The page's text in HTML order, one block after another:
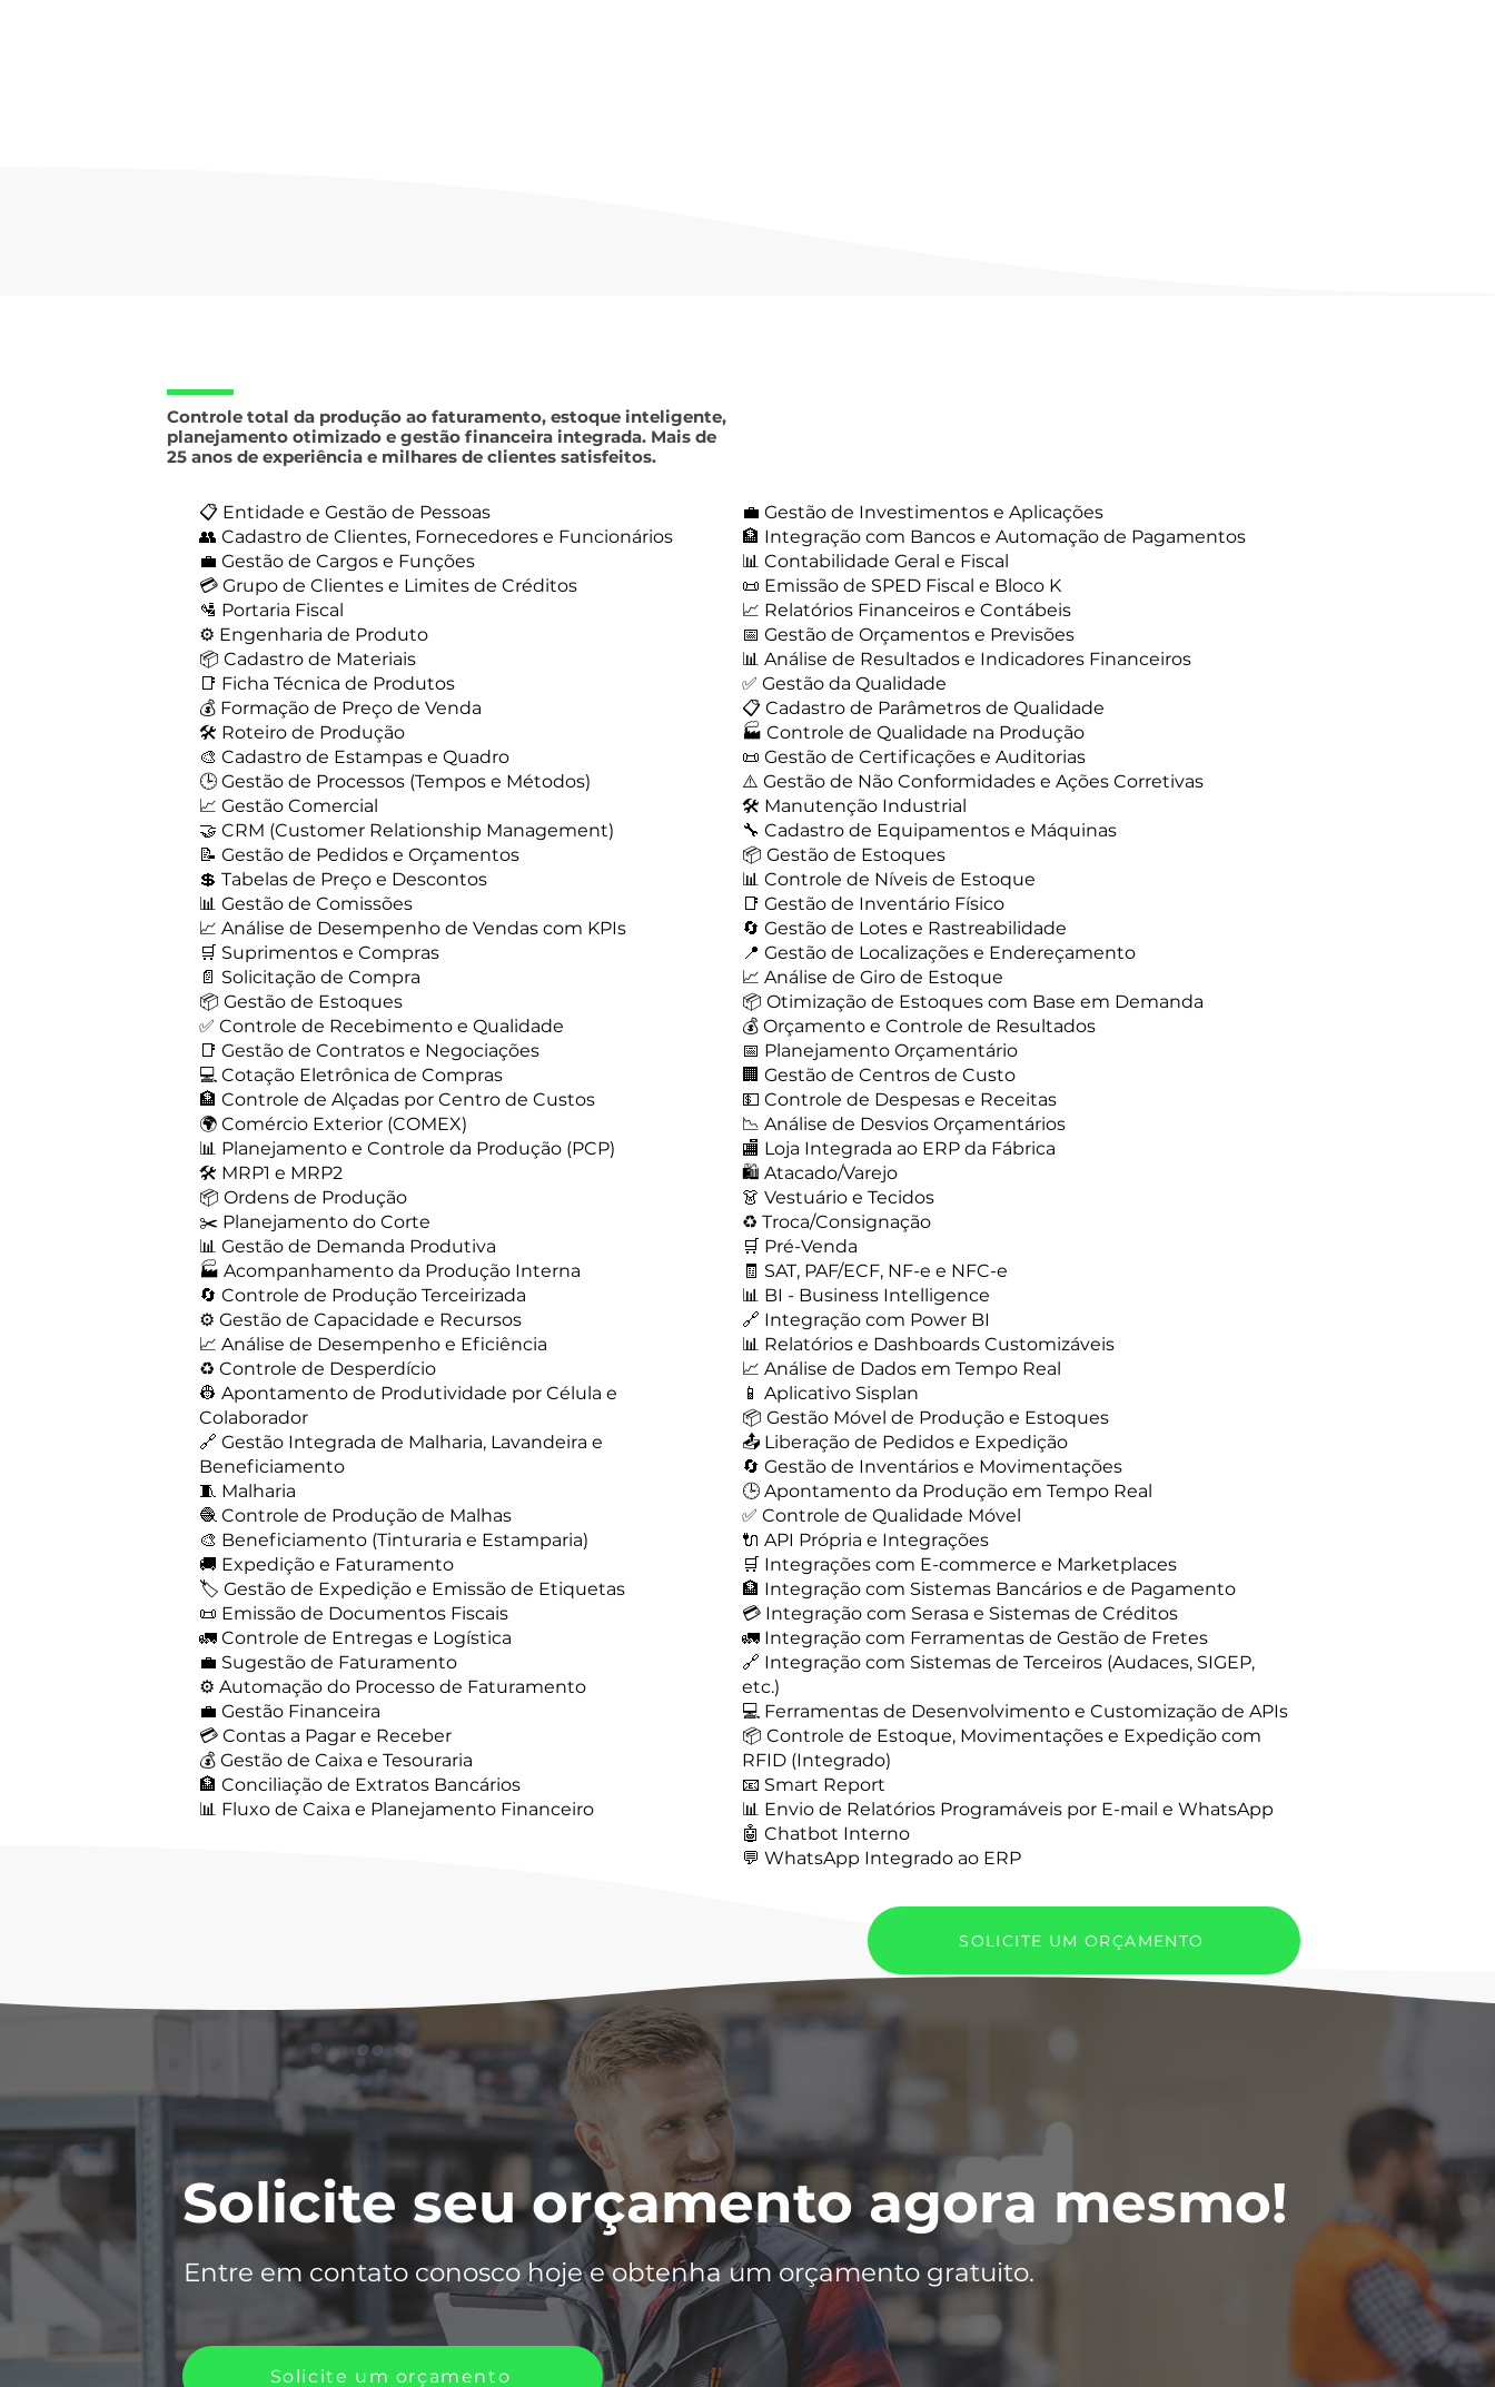
Controle total da produção ao faturamento, estoque inteligente,
planejamento otimizado e gestão financeira integrada. Mais de
25 anos de experiência e milhares de clientes satisfeitos.
📋 Entidade e Gestão de Pessoas
👥 Cadastro de Clientes, Fornecedores e Funcionários
💼 Gestão de Cargos e Funções
💳 Grupo de Clientes e Limites de Créditos
🛂 Portaria Fiscal
⚙️ Engenharia de Produto
📦 Cadastro de Materiais
📑 Ficha Técnica de Produtos
💰 Formação de Preço de Venda
🛠️ Roteiro de Produção
🎨 Cadastro de Estampas e Quadro
🕒 Gestão de Processos (Tempos e Métodos)
📈 Gestão Comercial
🤝 CRM (Customer Relationship Management)
📝 Gestão de Pedidos e Orçamentos
💲 Tabelas de Preço e Descontos
📊 Gestão de Comissões
📈 Análise de Desempenho de Vendas com KPIs
🛒 Suprimentos e Compras
📄 Solicitação de Compra
📦 Gestão de Estoques
✅ Controle de Recebimento e Qualidade
📑 Gestão de Contratos e Negociações
💻 Cotação Eletrônica de Compras
🏦 Controle de Alçadas por Centro de Custos
🌍 Comércio Exterior (COMEX)
📊 Planejamento e Controle da Produção (PCP)
🛠️ MRP1 e MRP2
📦 Ordens de Produção
✂️ Planejamento do Corte
📊 Gestão de Demanda Produtiva
🏭 Acompanhamento da Produção Interna
🔄 Controle de Produção Terceirizada
⚙️ Gestão de Capacidade e Recursos
📈 Análise de Desempenho e Eficiência
♻️ Controle de Desperdício
👷 Apontamento de Produtividade por Célula e
Colaborador
🔗 Gestão Integrada de Malharia, Lavandeira e
Beneficiamento
🧵 Malharia
🧶 Controle de Produção de Malhas
🎨 Beneficiamento (Tinturaria e Estamparia)
🚚 Expedição e Faturamento
🏷️ Gestão de Expedição e Emissão de Etiquetas
📜 Emissão de Documentos Fiscais
🚛 Controle de Entregas e Logística
💼 Sugestão de Faturamento
⚙️ Automação do Processo de Faturamento
💼 Gestão Financeira
💳 Contas a Pagar e Receber
💰 Gestão de Caixa e Tesouraria
🏦 Conciliação de Extratos Bancários
📊 Fluxo de Caixa e Planejamento Financeiro
💼 Gestão de Investimentos e Aplicações
🏦 Integração com Bancos e Automação de Pagamentos
📊 Contabilidade Geral e Fiscal
📜 Emissão de SPED Fiscal e Bloco K
📈 Relatórios Financeiros e Contábeis
📅 Gestão de Orçamentos e Previsões
📊 Análise de Resultados e Indicadores Financeiros
✅ Gestão da Qualidade
📋 Cadastro de Parâmetros de Qualidade
🏭 Controle de Qualidade na Produção
📜 Gestão de Certificações e Auditorias
⚠️ Gestão de Não Conformidades e Ações Corretivas
🛠️ Manutenção Industrial
🔧 Cadastro de Equipamentos e Máquinas
📦 Gestão de Estoques
📊 Controle de Níveis de Estoque
📑 Gestão de Inventário Físico
🔄 Gestão de Lotes e Rastreabilidade
📍 Gestão de Localizações e Endereçamento
📈 Análise de Giro de Estoque
📦 Otimização de Estoques com Base em Demanda
💰 Orçamento e Controle de Resultados
📅 Planejamento Orçamentário
🏢 Gestão de Centros de Custo
💵 Controle de Despesas e Receitas
📉 Análise de Desvios Orçamentários
🏬 Loja Integrada ao ERP da Fábrica
🛍️ Atacado/Varejo
👗 Vestuário e Tecidos
♻️ Troca/Consignação
🛒 Pré-Venda
🧾 SAT, PAF/ECF, NF-e e NFC-e
📊 BI - Business Intelligence
🔗 Integração com Power BI
📊 Relatórios e Dashboards Customizáveis
📈 Análise de Dados em Tempo Real
📱 Aplicativo Sisplan
📦 Gestão Móvel de Produção e Estoques
📤 Liberação de Pedidos e Expedição
🔄 Gestão de Inventários e Movimentações
🕒 Apontamento da Produção em Tempo Real
✅ Controle de Qualidade Móvel
🔌 API Própria e Integrações
🛒 Integrações com E-commerce e Marketplaces
🏦 Integração com Sistemas Bancários e de Pagamento
💳 Integração com Serasa e Sistemas de Créditos
🚛 Integração com Ferramentas de Gestão de Fretes
🔗 Integração com Sistemas de Terceiros (Audaces, SIGEP,
etc.)
💻 Ferramentas de Desenvolvimento e Customização de APIs
📦 Controle de Estoque, Movimentações e Expedição com
RFID (Integrado)
📧 Smart Report
📊 Envio de Relatórios Programáveis por E-mail e WhatsApp
🤖 Chatbot Interno
💬 WhatsApp Integrado ao ERP
SOLICITE UM ORÇAMENTO
Solicite seu orçamento agora mesmo!
Entre em contato conosco hoje e obtenha um orçamento gratuito.
Solicite um orçamento